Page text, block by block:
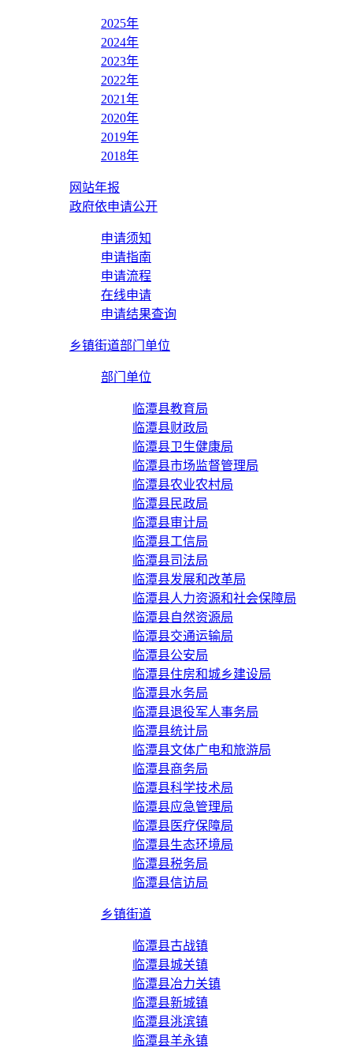
2025年
2024年
2023年
2022年
2021年
2020年
2019年
2018年
网站年报
政府依申请公开
申请须知
申请指南
申请流程
在线申请
申请结果查询
乡镇街道部门单位
部门单位
临潭县教育局
临潭县财政局
临潭县卫生健康局
临潭县市场监督管理局
临潭县农业农村局
临潭县民政局
临潭县审计局
临潭县工信局
临潭县司法局
临潭县发展和改革局
临潭县人力资源和社会保障局
临潭县自然资源局
临潭县交通运输局
临潭县公安局
临潭县住房和城乡建设局
临潭县水务局
临潭县退役军人事务局
临潭县统计局
临潭县文体广电和旅游局
临潭县商务局
临潭县科学技术局
临潭县应急管理局
临潭县医疗保障局
临潭县生态环境局
临潭县税务局
临潭县信访局
乡镇街道
临潭县古战镇
临潭县城关镇
临潭县冶力关镇
临潭县新城镇
临潭县洮滨镇
临潭县羊永镇